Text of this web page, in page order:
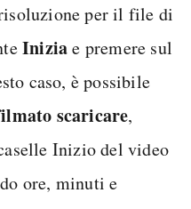
per il file di
Iniziae premere sul
caso, è possibile
scaricare,
Inizio del video
ore, minuti e